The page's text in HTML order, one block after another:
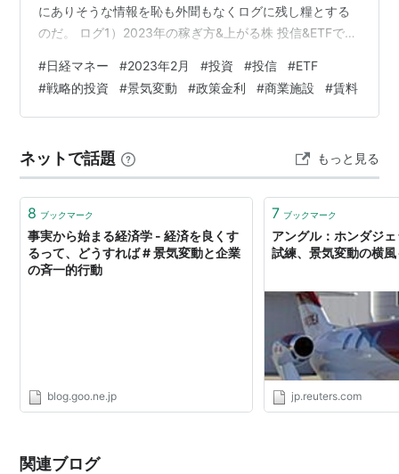
にありそうな情報を恥も外聞もなくログに残し糧とする
のだ。 ログ1）2023年の稼ぎ方&上がる株 投信&ETFで行
年の稼ぎ方&上がる株 投信&ETFで行うスイッチング戦略
はねいぬ思考・考察） ログ3）2023年の稼ぎ方&上がる
株 あの資産の23年展望 REIT はねいぬ思考・考察） ログ
ング戦略 21年までのような米国…
#日経マネー #2023年2月 #投資 #投信 #ETF
#戦略的投資 #景気変動 #政策金利 #商業施設 #賃料
ネットで話題 もっと見る
8 ブックマーク
事実から始まる経済学 - 経済を良くす
るって、どうすれば # 景気変動と企業
の斉一的行動
blog.goo.ne.jp
7 ブックマーク
アングル：ホンダジ
試練、景気変動の横
jp.reuters.com
関連ブログ